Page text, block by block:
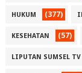
HUKUM (377)
KESEHATAN (57)
LIPUTAN SUMSEL TV